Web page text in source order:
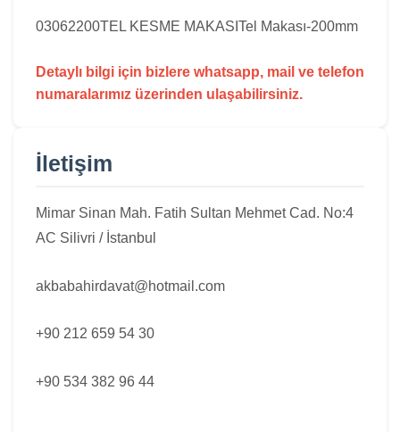
03062200TEL KESME MAKASI Tel Makası-200mm
Detaylı bilgi için bizlere whatsapp, mail ve telefon
numaralarımız üzerinden ulaşabilirsiniz.
İletişim
Mimar Sinan Mah. Fatih Sultan Mehmet Cad. No:4
AC Silivri / İstanbul
akbabahirdavat@hotmail.com
+90 212 659 54 30
+90 534 382 96 44